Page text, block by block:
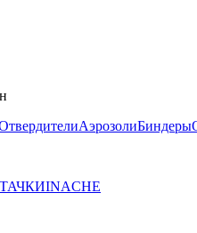
АэрозолиБиндеры
INACHE